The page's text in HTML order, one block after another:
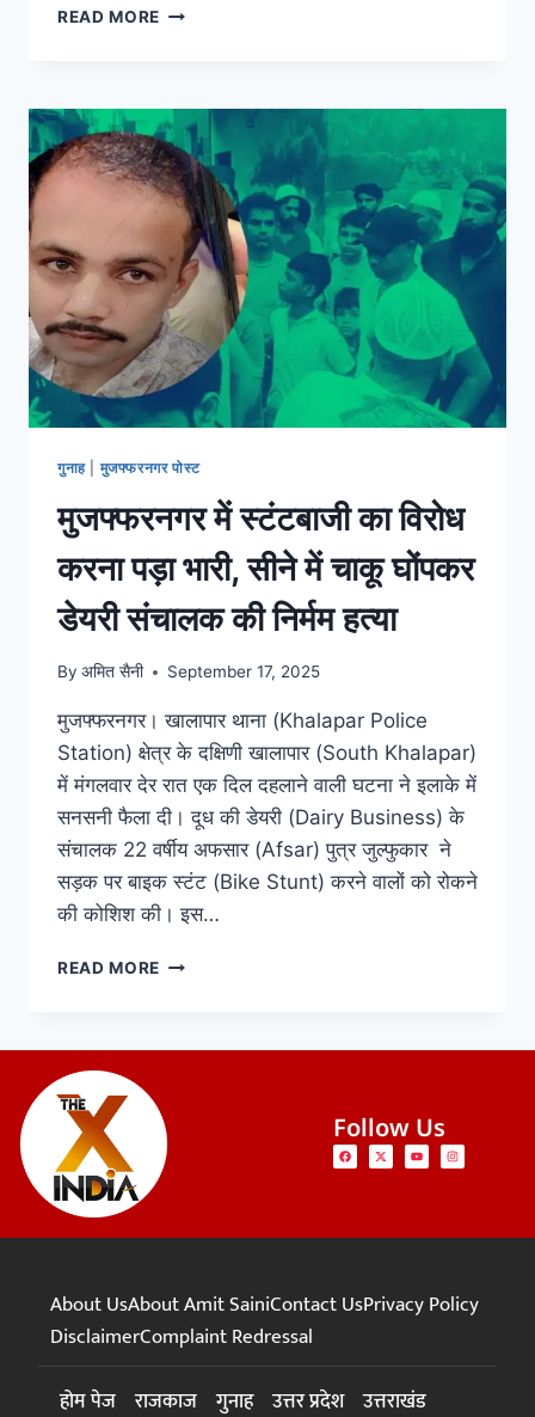
READ MORE
गुनाह| मुजफ्फरनगर पोस्ट
मुजफ्फरनगर में स्टंटबाजी का विरोध
करना पड़ा भारी, सीने में चाकू घोंपकर
डेयरी संचालक की निर्मम हत्या
By अमित सैनी September 17, 2025
मुजफ्फरनगर। खालापार थाना (Khalapar Police
Station) क्षेत्र के दक्षिणी खालापार (South Khalapar)
में मंगलवार देर रात एक दिल दहलाने वाली घटना ने इलाके में
सनसनी फैला दी। दूध की डेयरी (Dairy Business) के
संचालक 22 वर्षीय अफसार (Afsar) पुत्र जुल्फुकार ने
सड़क पर बाइक स्टंट (Bike Stunt) करने वालों को रोकने
की कोशिश की। इस…
READ MORE
Follow Us
About UsAbout Amit SainiContact UsPrivacy Policy
DisclaimerComplaint Redressal
होम पेज राजकाज गुनाह उत्तर प्रदेश उत्तराखंड